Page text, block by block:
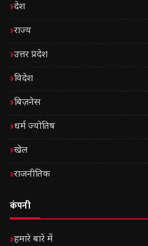
देश
राज्य
उत्तर प्रदेश
विदेश
बिज़नेस
धर्म ज्योतिष
खेल
राजनीतिक
कंपनी
हमारे बारे में